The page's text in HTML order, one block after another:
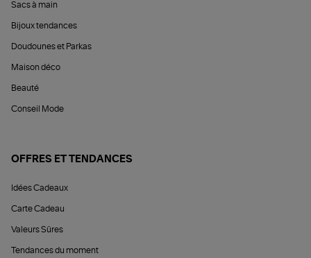
Sacs à main
Bijoux tendances
Doudounes et Parkas
Maison déco
Beauté
Conseil Mode
OFFRES ET TENDANCES
Idées Cadeaux
Carte Cadeau
Valeurs Sûres
Tendances du moment